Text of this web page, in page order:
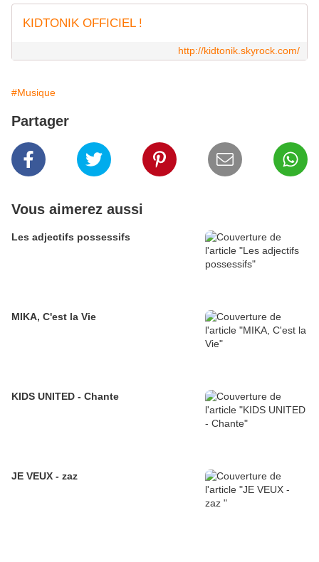
KIDTONIK OFFICIEL !
http://kidtonik.skyrock.com/
#Musique
Partager
Vous aimerez aussi
Les adjectifs possessifs
MIKA, C'est la Vie
KIDS UNITED - Chante
JE VEUX - zaz